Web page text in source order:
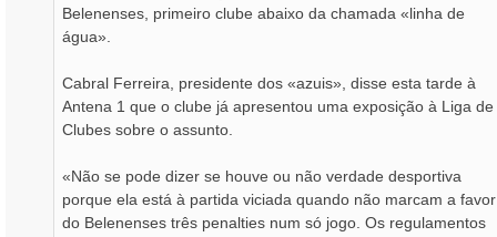
Belenenses, primeiro clube abaixo da chamada «linha de
água».
Cabral Ferreira, presidente dos «azuis», disse esta tarde à
Antena 1 que o clube já apresentou uma exposição à Liga de
Clubes sobre o assunto.
«Não se pode dizer se houve ou não verdade desportiva
porque ela está à partida viciada quando não marcam a favor
do Belenenses três penalties num só jogo. Os regulamentos